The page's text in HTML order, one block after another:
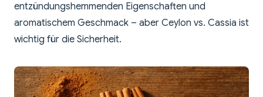
entzündungshemmenden Eigenschaften und
aromatischem Geschmack – aber Ceylon vs. Cassia ist
wichtig für die Sicherheit.